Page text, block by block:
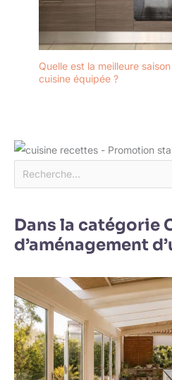
Quelle est la meilleure
cuisine équipée ?
Dans la catégorie
d’aménagement